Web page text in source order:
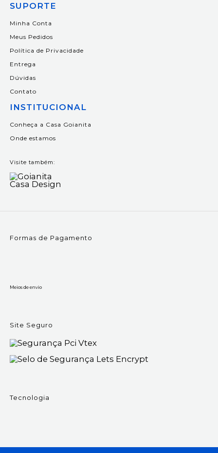
SUPORTE
Minha Conta
Meus Pedidos
Política de Privacidade
Entrega
Dúvidas
Contato
INSTITUCIONAL
Conheça a Casa Goianita
Onde estamos
Visite também:
Formas de Pagamento
Meios de envio
Site Seguro
Tecnologia